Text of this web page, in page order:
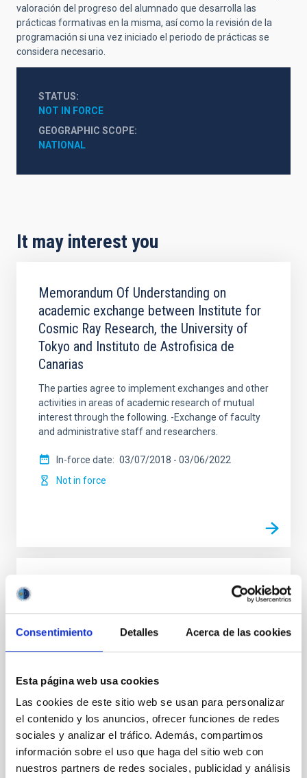
Consentimiento Detalles Acerca de las cookies
Esta página web usa cookies
Las cookies de este sitio web se usan para personalizar
el contenido y los anuncios, ofrecer funciones de redes
sociales y analizar el tráfico. Además, compartimos
información sobre el uso que haga del sitio web con
nuestros partners de redes sociales, publicidad y análisis
valoración del progreso del alumnado que desarrolla las
prácticas formativas en la misma, así como la revisión de la
programación si una vez iniciado el periodo de prácticas se
considera necesario.
STATUS
NOT IN FORCE
GEOGRAPHIC SCOPE
NATIONAL
It may interest you
Memorandum Of Understanding on
academic exchange between Institute for
Cosmic Ray Research, the University of
Tokyo and Instituto de Astrofisica de
Canarias
The parties agree to implement exchanges and other
activities in areas of academic research of mutual
interest through the following. -Exchange of faculty
and administrative staff and researchers.
In-force date 03/07/2018 - 03/06/2022
Not in force
Memorandum of Understanding between
Consejería de Empleo,Industria y Turismo
Asturias and Liverpool John Moores
construction, deployment operation the
New Robotic Telescope
The purpose of this Memorandum of Understanding
is for the Parties to explore the design, development,
construction, deployment and operation of the NRT
as a programme under the joint leadership of